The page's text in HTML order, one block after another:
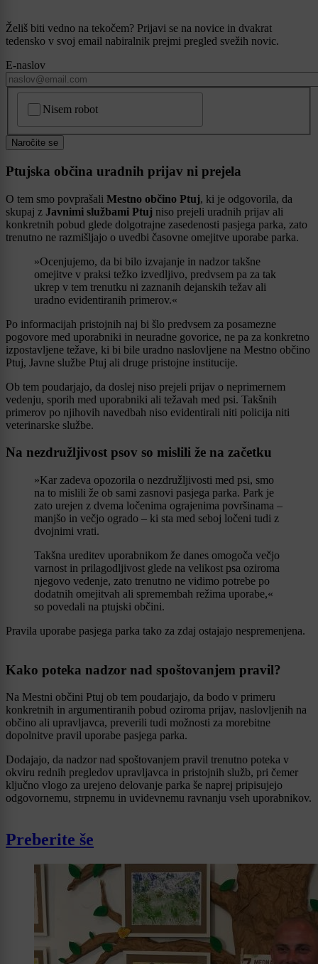
Želiš biti vedno na tekočem? Prijavi se na novice in dvakrat
tedensko v svoj email nabiralnik prejmi pregled svežih novic.
E-naslov
Nisem robot
Naročite se
Ptujska občina uradnih prijav ni prejela
O tem smo povprašali Mestno občino Ptuj, ki je odgovorila, da
skupaj z Javnimi službami Ptuj niso prejeli uradnih prijav ali
konkretnih pobud glede dolgotrajne zasedenosti pasjega parka, zato
trenutno ne razmišljajo o uvedbi časovne omejitve uporabe parka.
»Ocenjujemo, da bi bilo izvajanje in nadzor takšne
omejitve v praksi težko izvedljivo, predvsem pa za tak
ukrep v tem trenutku ni zaznanih dejanskih težav ali
uradno evidentiranih primerov.«
Po informacijah pristojnih naj bi šlo predvsem za posamezne
pogovore med uporabniki in neuradne govorice, ne pa za konkretno
izpostavljene težave, ki bi bile uradno naslovljene na Mestno občino
Ptuj, Javne službe Ptuj ali druge pristojne institucije.
Ob tem poudarjajo, da doslej niso prejeli prijav o neprimernem
vedenju, sporih med uporabniki ali težavah med psi. Takšnih
primerov po njihovih navedbah niso evidentirali niti policija niti
veterinarske službe.
Na nezdružljivost psov so mislili že na začetku
»Kar zadeva opozorila o nezdružljivosti med psi, smo
na to mislili že ob sami zasnovi pasjega parka. Park je
zato urejen z dvema ločenima ograjenima površinama –
manjšo in večjo ogrado – ki sta med seboj ločeni tudi z
dvojnimi vrati.
Takšna ureditev uporabnikom že danes omogoča večjo
varnost in prilagodljivost glede na velikost psa oziroma
njegovo vedenje, zato trenutno ne vidimo potrebe po
dodatnih omejitvah ali spremembah režima uporabe,«
so povedali na ptujski občini.
Pravila uporabe pasjega parka tako za zdaj ostajajo nespremenjena.
Kako poteka nadzor nad spoštovanjem pravil?
Na Mestni občini Ptuj ob tem poudarjajo, da bodo v primeru
konkretnih in argumentiranih pobud oziroma prijav, naslovljenih na
občino ali upravljavca, preverili tudi možnosti za morebitne
dopolnitve pravil uporabe pasjega parka.
Dodajajo, da nadzor nad spoštovanjem pravil trenutno poteka v
okviru rednih pregledov upravljavca in pristojnih služb, pri čemer
ključno vlogo za urejeno delovanje parka še naprej pripisujejo
odgovornemu, strpnemu in uvidevnemu ravnanju vseh uporabnikov.
Preberite še